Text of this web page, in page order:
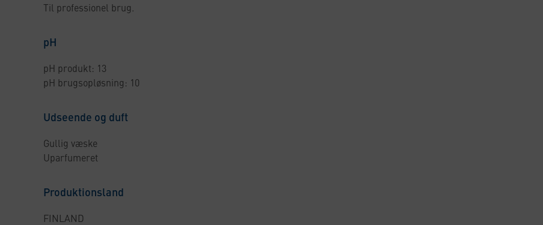
Til professionel brug.
pH
pH produkt: 13
pH brugsopløsning: 10
Udseende og duft
Gullig væske
Uparfumeret
Produktionsland
FINLAND